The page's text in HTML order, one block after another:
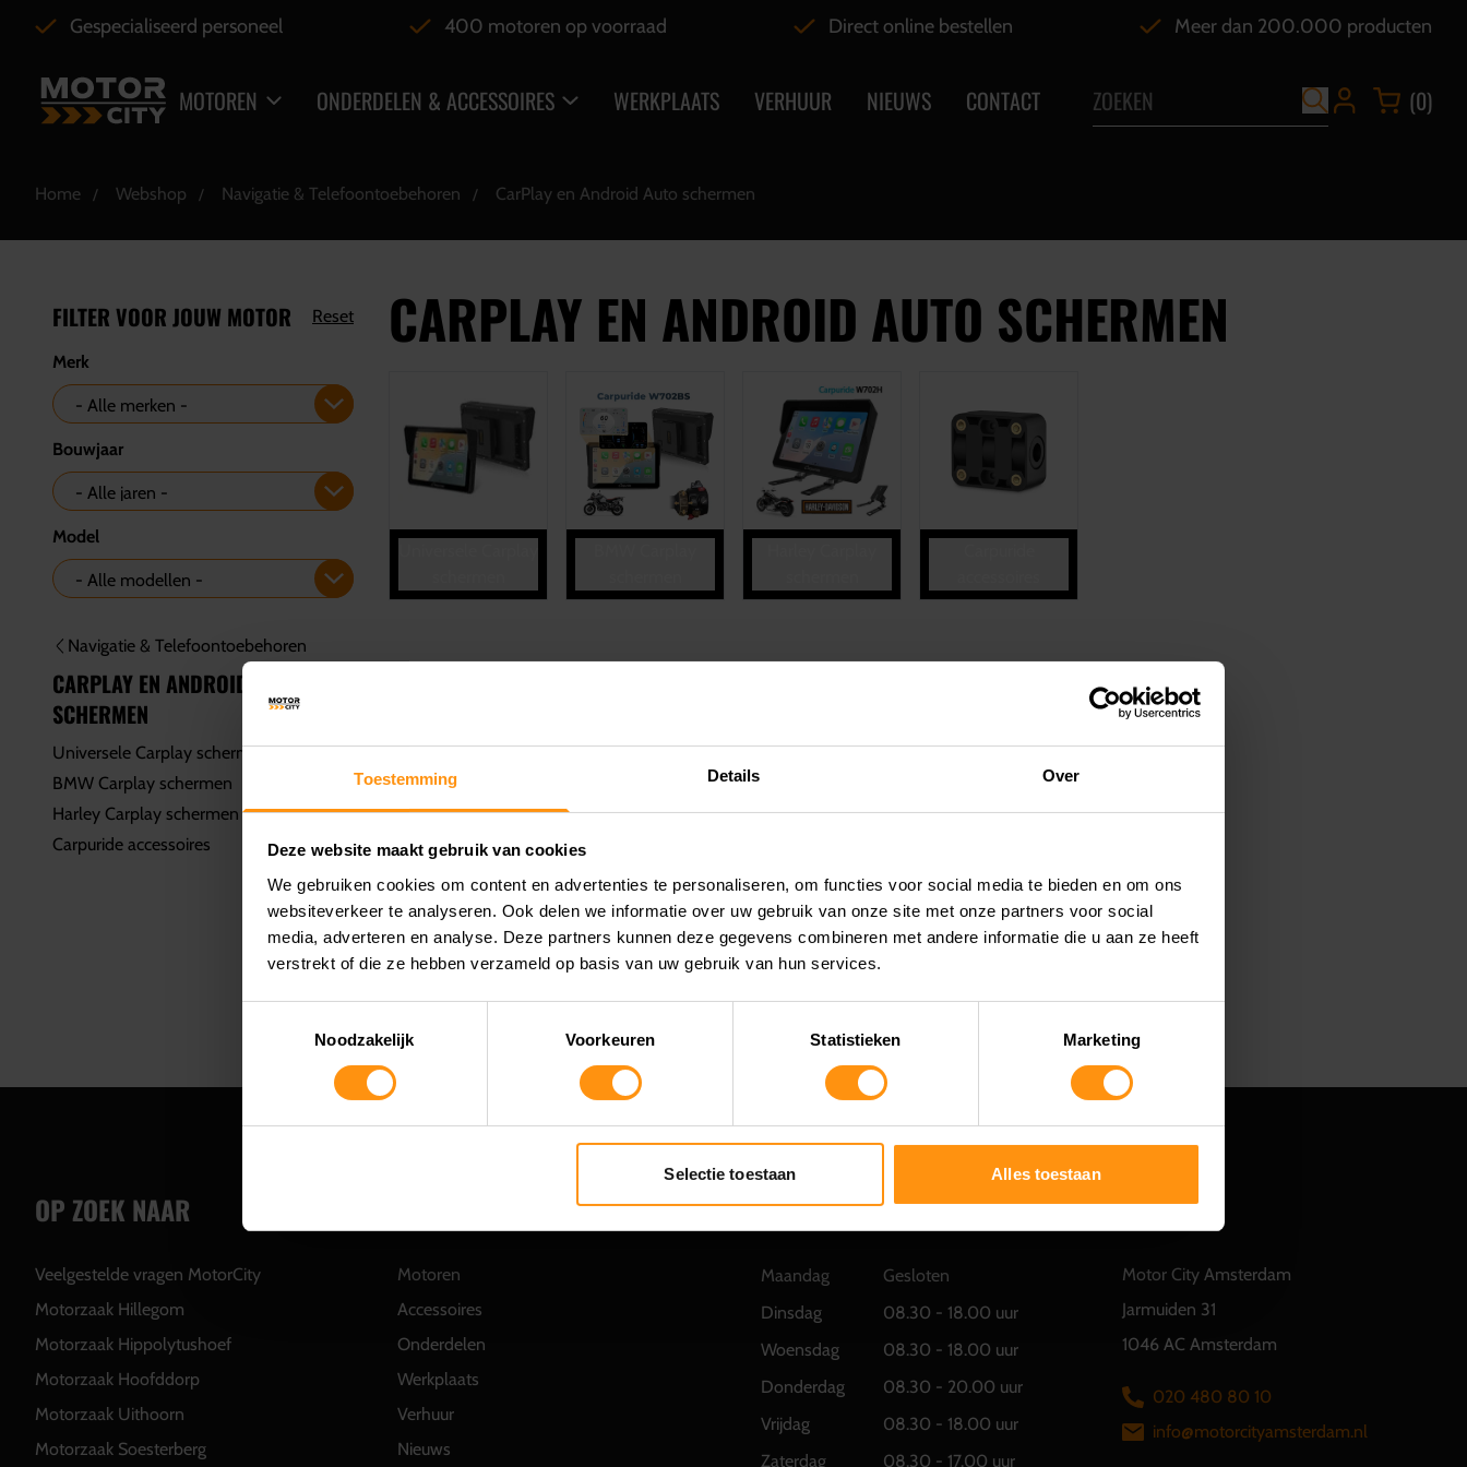
Toestemming Details Over
Deze website maakt gebruik van cookies
We gebruiken cookies om content en advertenties te personaliseren, om functies voor social media te bieden en om ons
websiteverkeer te analyseren. Ook delen we informatie over uw gebruik van onze site met onze partners voor social
media, adverteren en analyse. Deze partners kunnen deze gegevens combineren met andere informatie die u aan ze heeft
verstrekt of die ze hebben verzameld op basis van uw gebruik van hun services.
Noodzakelijk
Voorkeuren Statistieken Marketing
Selectie toestaan Alles toestaan
Gespecialiseerd personeel 400 motoren op voorraad Direct online bestellen Meer dan 200.000 producten
MOTOREN ONDERDELEN & ACCESSOIRES WERKPLAATS VERHUUR NIEUWS CONTACT (0)
Home Webshop Navigatie & Telefoontoebehoren CarPlay en Android Auto schermen
FILTER VOOR JOUW MOTOR Reset
Merk
Bouwjaar
Model
Navigatie & Telefoontoebehoren
CARPLAY EN ANDROID AUTO
SCHERMEN
Universele Carplay schermen
BMW Carplay schermen
Harley Carplay schermen
Carpuride accessoires
CARPLAY EN ANDROID AUTO SCHERMEN
OP ZOEK NAAR
Veelgestelde vragen MotorCity
Motorzaak Hillegom
Motorzaak Hippolytushoef
Motorzaak Hoofddorp
Motorzaak Uithoorn
Motorzaak Soesterberg
Motoren
Accessoires
Onderdelen
Werkplaats
Verhuur
Nieuws
OPENINGSTIJDEN
Maandag
Gesloten
Dinsdag
08.30 - 18.00 uur
Woensdag
08.30 - 18.00 uur
Donderdag
08.30 - 20.00 uur
Vrijdag
08.30 - 18.00 uur
Zaterdag
08.30 - 17.00 uur
CONTACT
Motor City Amsterdam
Jarmuiden 31
1046 AC Amsterdam
020 480 80 10
info@motorcityamsterdam.nl